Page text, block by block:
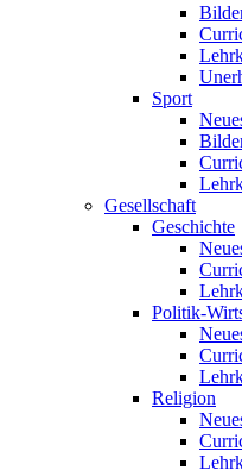
Sport
Gesellschaft
Geschichte
Politik-
Religion